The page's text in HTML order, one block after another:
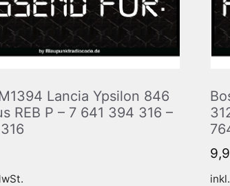
Lancia Ypsilon 846
REB P – 7 641 394 316 –